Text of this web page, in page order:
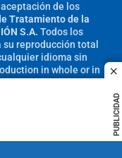
PUBLICIDAD
de los
Tratamiento de la
S.A. Todos los
su reproducción total
idioma sin
in whole or in